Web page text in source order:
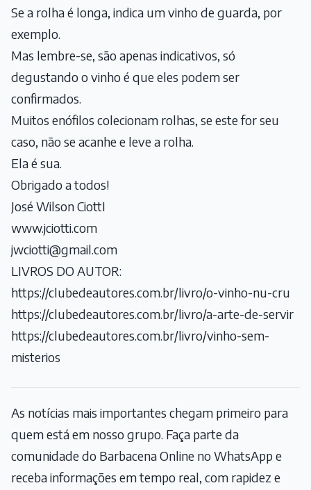
Se a rolha é longa, indica um vinho de guarda, por
exemplo.
Mas lembre-se, são apenas indicativos, só
degustando o vinho é que eles podem ser
confirmados.
Muitos enófilos colecionam rolhas, se este for seu
caso, não se acanhe e leve a rolha.
Ela é sua.
Obrigado a todos!
José Wilson CiottI
www.jciotti.com
jwciotti@gmail.com
LIVROS DO AUTOR:
https://clubedeautores.com.br/livro/o-vinho-nu-cru
https://clubedeautores.com.br/livro/a-arte-de-servir
https://clubedeautores.com.br/livro/vinho-sem-
misterios
As notícias mais importantes chegam primeiro para
quem está em nosso grupo. Faça parte da
comunidade do Barbacena Online no WhatsApp e
receba informações em tempo real, com rapidez e